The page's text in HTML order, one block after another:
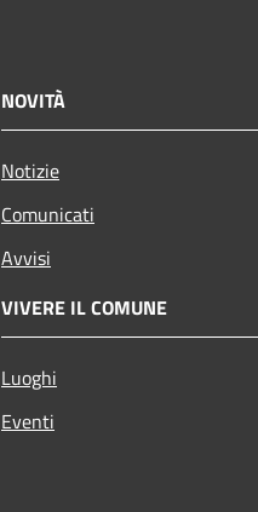
NOVITÀ
Notizie
Comunicati
Avvisi
VIVERE IL COMUNE
Luoghi
Eventi